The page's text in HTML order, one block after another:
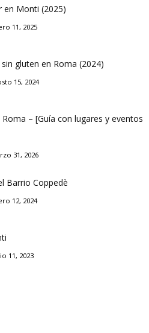
en Monti (2025)
11, 2025
gluten en Roma (2024)
15, 2024
– [Guía con lugares y eventos
31, 2026
Barrio Coppedè
12, 2024
11, 2023